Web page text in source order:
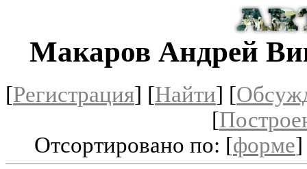
Макаров Андрей
[Регистрация] [Найти] [
[
Отсортировано по: [форме